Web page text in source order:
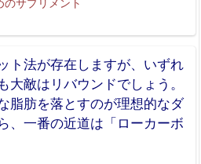
ト法が存在しますが、いずれ
大敵はリバウンドでしょう。
脂肪を落とすのが理想的なダ
、一番の近道は「ローカーボ